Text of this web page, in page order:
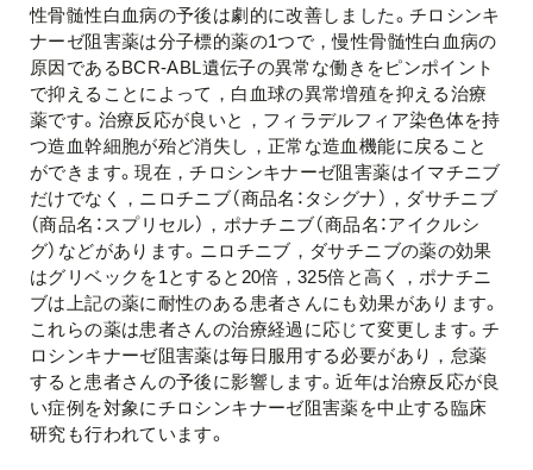
性骨髄性白血病の予後は劇的に改善しました。チロシンキ
ナーゼ阻害薬は分子標的薬の1つで，慢性骨髄性白血病の
原因であるBCR-ABL遺伝子の異常な働きをピンポイント
で抑えることによって，白血球の異常増殖を抑える治療
薬です。治療反応が良いと，フィラデルフィア染色体を持
つ造血幹細胞が殆ど消失し，正常な造血機能に戻ること
ができます。現在，チロシンキナーゼ阻害薬はイマチニブ
だけでなく，ニロチニブ（商品名：タシグナ），ダサチニブ
（商品名：スプリセル），ポナチニブ（商品名：アイクルシ
グ）などがあります。ニロチニブ，ダサチニブの薬の効果
はグリベックを1とすると20倍，325倍と高く，ポナチニ
ブは上記の薬に耐性のある患者さんにも効果があります。
これらの薬は患者さんの治療経過に応じて変更します。チ
ロシンキナーゼ阻害薬は毎日服用する必要があり，怠薬
すると患者さんの予後に影響します。近年は治療反応が良
い症例を対象にチロシンキナーゼ阻害薬を中止する臨床
研究も行われています。